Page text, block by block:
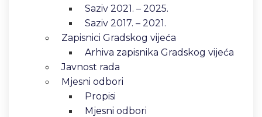
Saziv 2021. – 2025.
Saziv 2017. – 2021.
Zapisnici Gradskog vijeća
Arhiva zapisnika Gradskog vijeća
Javnost rada
Mjesni odbori
Propisi
Mjesni odbori